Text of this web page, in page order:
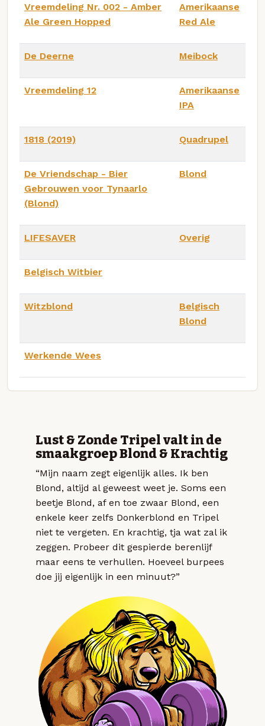
Vreemdeling Nr. 002 - Amber
Ale Green Hopped
Amerikaanse
Red Ale
De Deerne Meibock
Vreemdeling 12
Amerikaanse
IPA
1818 (2019) Quadrupel
De Vriendschap - Bier
Gebrouwen voor Tynaarlo
(Blond)
Blond
LIFESAVER Overig
Belgisch Witbier
Witzblond
Belgisch
Blond
Werkende Wees
Lust & Zonde Tripel valt in de
smaakgroep Blond & Krachtig
“Mijn naam zegt eigenlijk alles. Ik ben
Blond, altijd al geweest weet je. Soms een
beetje Blond, af en toe zwaar Blond, een
enkele keer zelfs Donkerblond en Tripel
niet te vergeten. En krachtig, tja wat zal ik
zeggen. Probeer dit gespierde berenlijf
maar eens te verhullen. Hoeveel burpees
doe jij eigenlijk in een minuut?”